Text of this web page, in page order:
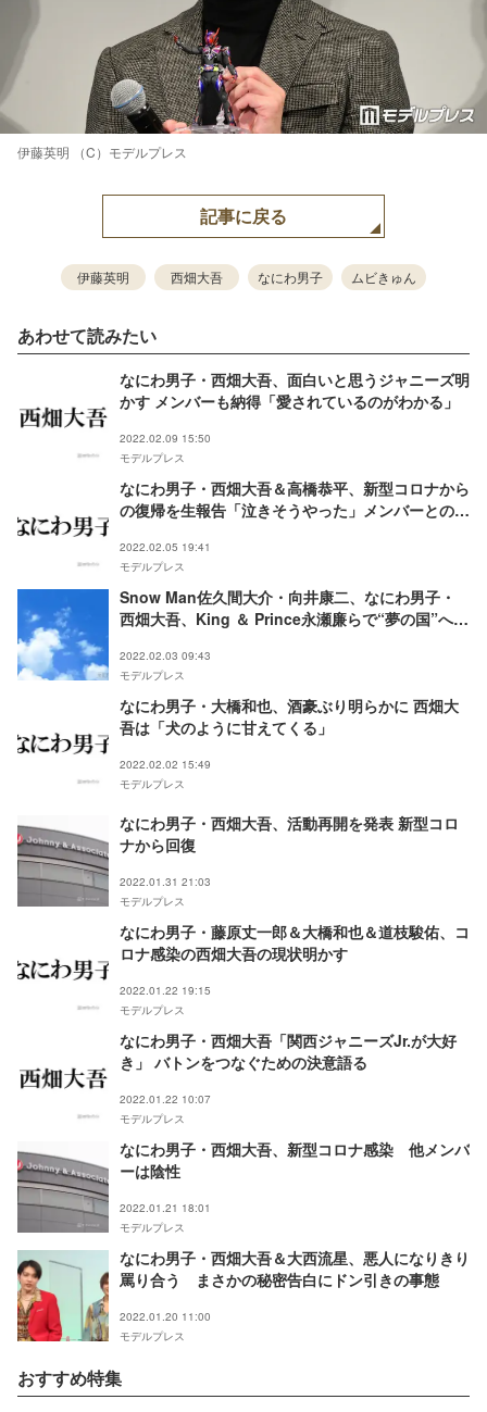
伊藤英明 （C）モデルプレス
記事に戻る
伊藤英明 西畑大吾 なにわ男子 ムビきゅん
あわせて読みたい
なにわ男子・西畑大吾、面白いと思うジャニーズ明
かす メンバーも納得「愛されているのがわかる」
2022.02.09 15:50
モデルプレス
なにわ男子・西畑大吾＆高橋恭平、新型コロナから
の復帰を生報告「泣きそうやった」メンバーとの再
2022.02.05 19:41
モデルプレス
Snow Man佐久間大介・向井康二、なにわ男子・
西畑大吾、King ＆ Prince永瀬廉らで“夢の国”へ行
2022.02.03 09:43
モデルプレス
なにわ男子・大橋和也、酒豪ぶり明らかに 西畑大
吾は「犬のように甘えてくる」
2022.02.02 15:49
モデルプレス
なにわ男子・西畑大吾、活動再開を発表 新型コロ
ナから回復
2022.01.31 21:03
モデルプレス
なにわ男子・藤原丈一郎＆大橋和也＆道枝駿佑、コ
ロナ感染の西畑大吾の現状明かす
2022.01.22 19:15
モデルプレス
なにわ男子・西畑大吾「関西ジャニーズJr.が大好
き」 バトンをつなぐための決意語る
2022.01.22 10:07
モデルプレス
なにわ男子・西畑大吾、新型コロナ感染 他メンバ
ーは陰性
2022.01.21 18:01
モデルプレス
なにわ男子・西畑大吾＆大西流星、悪人になりきり
罵り合う まさかの秘密告白にドン引きの事態
2022.01.20 11:00
モデルプレス
おすすめ特集